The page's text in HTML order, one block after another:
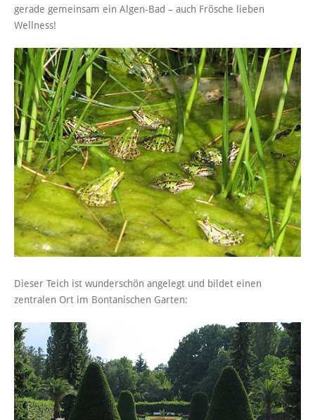
gerade gemeinsam ein Algen-Bad – auch Frösche lieben
Wellness!
Dieser Teich ist wunderschön angelegt und bildet einen
zentralen Ort im Bontanischen Garten: